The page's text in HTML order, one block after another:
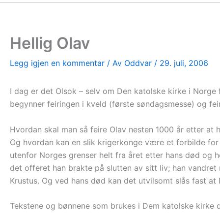
Hellig Olav
Legg igjen en kommentar / Av Oddvar / 29. juli, 2006
I dag er det Olsok – selv om Den katolske kirke i
begynner feiringen i kveld (første søndagsmesse) og
Hvordan skal man så feire Olav nesten 1000 år etter
Og hvordan kan en slik krigerkonge være et forbilde
utenfor Norges grenser helt fra året etter hans død og
det offeret han brakte på slutten av sitt liv; han
Krustus. Og ved hans død kan det utvilsomt slås fast
Tekstene og bønnene som brukes i Dem katolske kirke